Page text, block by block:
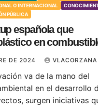
O INTERNACIONAL
PÚBLICA
española que
en
DE 2024 VLACORZANA
va de la mano del
en el desarrollo
surgen iniciativas